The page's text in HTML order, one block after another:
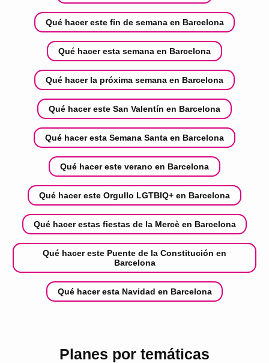
Qué hacer este fin de semana en Barcelona
Qué hacer esta semana en Barcelona
Qué hacer la próxima semana en Barcelona
Qué hacer este San Valentín en Barcelona
Qué hacer esta Semana Santa en Barcelona
Qué hacer este verano en Barcelona
Qué hacer este Orgullo LGTBIQ+ en Barcelona
Qué hacer estas fiestas de la Mercè en Barcelona
Qué hacer este Puente de la Constitución en
Barcelona
Qué hacer esta Navidad en Barcelona
Planes por temáticas